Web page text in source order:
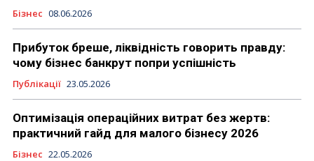
Бізнес 08.06.2026
Прибуток бреше, ліквідність говорить правду:
чому бізнес банкрут попри успішність
Публікації 23.05.2026
Оптимізація операційних витрат без жертв:
практичний гайд для малого бізнесу 2026
Бізнес 22.05.2026